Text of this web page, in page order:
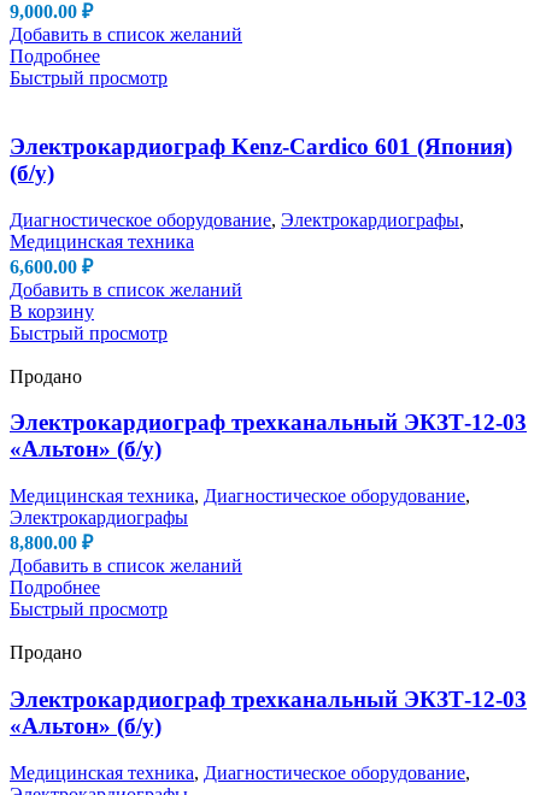
9,000.00 ₽
Добавить в список желаний
Подробнее
Быстрый просмотр
Электрокардиограф Kenz-Cardico 601 (Япония)
(б/у)
Диагностическое оборудование, Электрокардиографы,
Медицинская техника
6,600.00 ₽
Добавить в список желаний
В корзину
Быстрый просмотр
Продано
Электрокардиограф трехканальный ЭКЗТ-12-03
«Альтон» (б/у)
Медицинская техника, Диагностическое оборудование,
Электрокардиографы
8,800.00 ₽
Добавить в список желаний
Подробнее
Быстрый просмотр
Продано
Электрокардиограф трехканальный ЭКЗТ-12-03
«Альтон» (б/у)
Медицинская техника, Диагностическое оборудование,